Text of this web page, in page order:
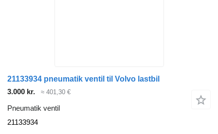
21133934 pneumatik ventil til Volvo lastbil
3.000 kr.
≈ 401,30 €
Pneumatik ventil
21133934